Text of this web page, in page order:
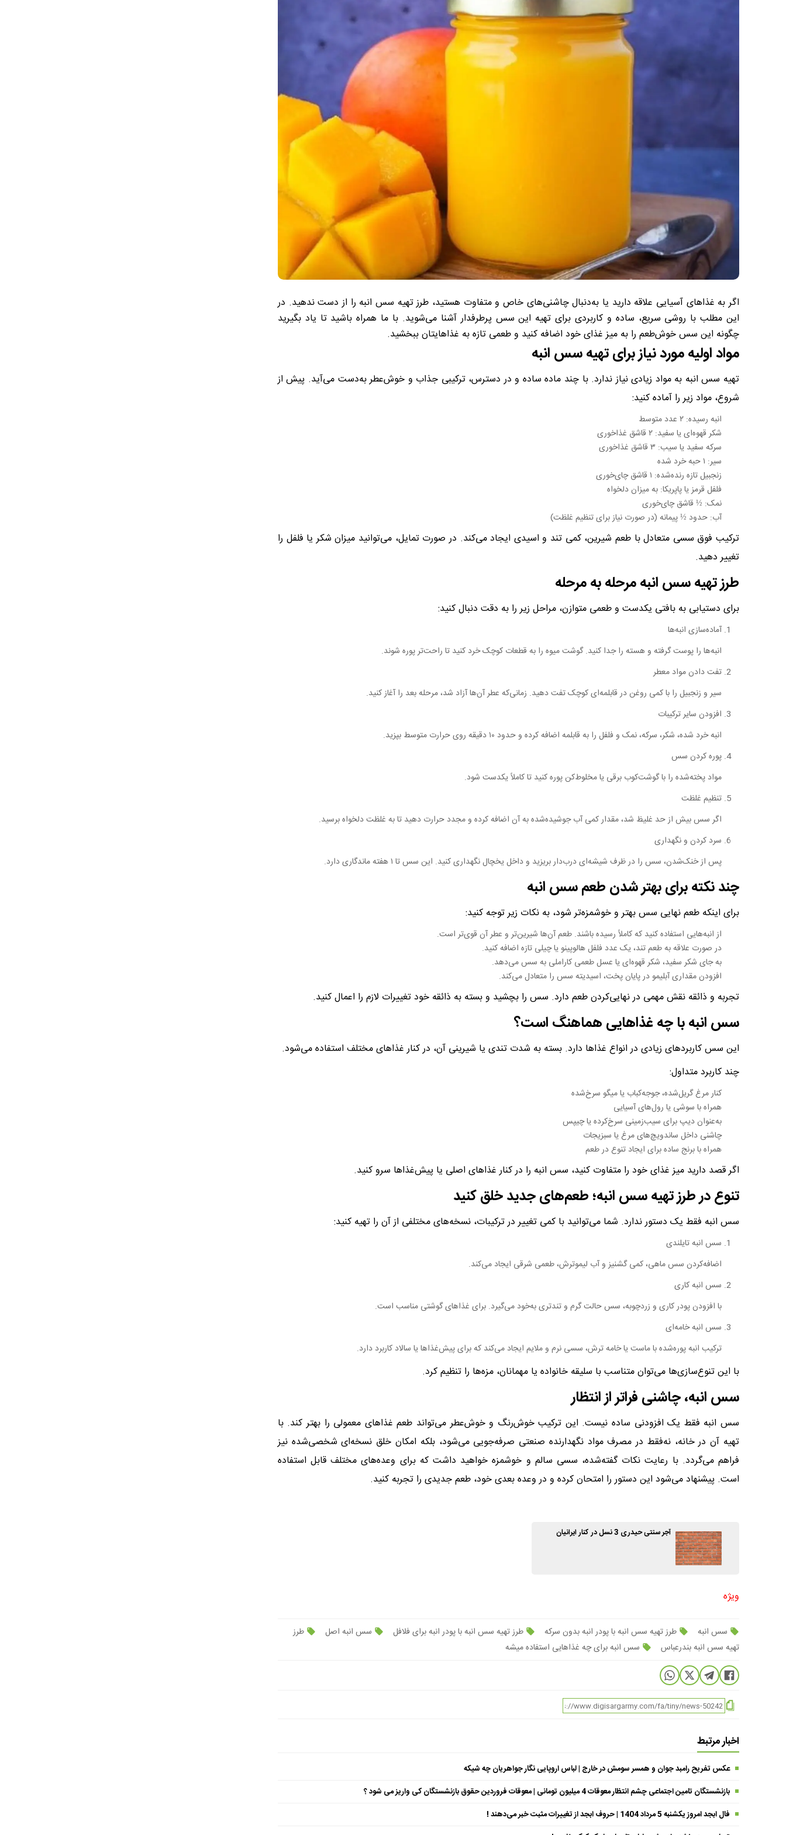
اگر به غذاهای آسیایی علاقه دارید یا به‌دنبال چاشنی‌های خاص و متفاوت هستید، طرز تهیه سس انبه را از دست ندهید. در
این مطلب با روشی سریع، ساده و کاربردی برای تهیه این سس پرطرفدار آشنا می‌شوید. با ما همراه باشید تا یاد بگیرید
چگونه این سس خوش‌طعم را به میز غذای خود اضافه کنید و طعمی تازه به غذاهایتان ببخشید.
مواد اولیه مورد نیاز برای تهیه سس انبه
تهیه سس انبه به مواد زیادی نیاز ندارد. با چند ماده ساده و در دسترس، ترکیبی جذاب و خوش‌عطر به‌دست می‌آید. پیش از
شروع، مواد زیر را آماده کنید:
انبه رسیده: ۲ عدد متوسط
شکر قهوه‌ای یا سفید: ۲ قاشق غذاخوری
سرکه سفید یا سیب: ۳ قاشق غذاخوری
سیر: ۱ حبه خرد شده
زنجبیل تازه رنده‌شده: ۱ قاشق چای‌خوری
فلفل قرمز یا پاپریکا: به میزان دلخواه
نمک: ½ قاشق چای‌خوری
آب: حدود ½ پیمانه (در صورت نیاز برای تنظیم غلظت)
ترکیب فوق سسی متعادل با طعم شیرین، کمی تند و اسیدی ایجاد می‌کند. در صورت تمایل، می‌توانید میزان شکر یا فلفل را
تغییر دهید.
طرز تهیه سس انبه مرحله به مرحله
برای دستیابی به بافتی یکدست و طعمی متوازن، مراحل زیر را به دقت دنبال کنید:
آماده‌سازی انبه‌ها
انبه‌ها را پوست گرفته و هسته را جدا کنید. گوشت میوه را به قطعات کوچک خرد کنید تا راحت‌تر پوره شوند.
تفت دادن مواد معطر
سیر و زنجبیل را با کمی روغن در قابلمه‌ای کوچک تفت دهید. زمانی‌که عطر آن‌ها آزاد شد، مرحله بعد را آغاز کنید.
افزودن سایر ترکیبات
انبه خرد شده، شکر، سرکه، نمک و فلفل را به قابلمه اضافه کرده و حدود ۱۰ دقیقه روی حرارت متوسط بپزید.
پوره کردن سس
مواد پخته‌شده را با گوشت‌کوب برقی یا مخلوط‌کن پوره کنید تا کاملاً یکدست شود.
تنظیم غلظت
اگر سس بیش از حد غلیظ شد، مقدار کمی آب جوشیده‌شده به آن اضافه کرده و مجدد حرارت دهید تا به غلظت دلخواه برسید.
سرد کردن و نگهداری
پس از خنک‌شدن، سس را در ظرف شیشه‌ای درب‌دار بریزید و داخل یخچال نگهداری کنید. این سس تا ۱ هفته ماندگاری دارد.
چند نکته برای بهتر شدن طعم سس انبه
برای اینکه طعم نهایی سس بهتر و خوشمزه‌تر شود، به نکات زیر توجه کنید:
از انبه‌هایی استفاده کنید که کاملاً رسیده باشند. طعم آن‌ها شیرین‌تر و عطر آن قوی‌تر است.
در صورت علاقه به طعم تند، یک عدد فلفل هالوپینو یا چیلی تازه اضافه کنید.
به جای شکر سفید، شکر قهوه‌ای یا عسل طعمی کاراملی به سس می‌دهد.
افزودن مقداری آبلیمو در پایان پخت، اسیدیته سس را متعادل می‌کند.
تجربه و ذائقه نقش مهمی در نهایی‌کردن طعم دارد. سس را بچشید و بسته به ذائقه خود تغییرات لازم را اعمال کنید.
سس انبه با چه غذاهایی هماهنگ است؟
این سس کاربردهای زیادی در انواع غذاها دارد. بسته به شدت تندی یا شیرینی آن، در کنار غذاهای مختلف استفاده می‌شود.
چند کاربرد متداول:
کنار مرغ گریل‌شده، جوجه‌کباب یا میگو سرخ‌شده
همراه با سوشی یا رول‌های آسیایی
به‌عنوان دیپ برای سیب‌زمینی سرخ‌کرده یا چیپس
چاشنی داخل ساندویچ‌های مرغ یا سبزیجات
همراه با برنج ساده برای ایجاد تنوع در طعم
اگر قصد دارید میز غذای خود را متفاوت کنید، سس انبه را در کنار غذاهای اصلی یا پیش‌غذاها سرو کنید.
تنوع در طرز تهیه سس انبه؛ طعم‌های جدید خلق کنید
سس انبه فقط یک دستور ندارد. شما می‌توانید با کمی تغییر در ترکیبات، نسخه‌های مختلفی از آن را تهیه کنید:
سس انبه تایلندی
اضافه‌کردن سس ماهی، کمی گشنیز و آب لیموترش، طعمی شرقی ایجاد می‌کند.
سس انبه کاری
با افزودن پودر کاری و زردچوبه، سس حالت گرم و تندتری به‌خود می‌گیرد. برای غذاهای گوشتی مناسب است.
سس انبه خامه‌ای
ترکیب انبه پوره‌شده با ماست یا خامه ترش، سسی نرم و ملایم ایجاد می‌کند که برای پیش‌غذاها یا سالاد کاربرد دارد.
با این تنوع‌سازی‌ها می‌توان متناسب با سلیقه خانواده یا مهمانان، مزه‌ها را تنظیم کرد.
سس انبه، چاشنی‌ فراتر از انتظار
سس انبه فقط یک افزودنی ساده نیست. این ترکیب خوش‌رنگ و خوش‌عطر می‌تواند طعم غذاهای معمولی را بهتر کند. با
تهیه آن در خانه، نه‌فقط در مصرف مواد نگهدارنده صنعتی صرفه‌جویی می‌شود، بلکه امکان خلق نسخه‌ای شخصی‌شده نیز
فراهم می‌گردد. با رعایت نکات گفته‌شده، سسی سالم و خوشمزه خواهید داشت که برای وعده‌های مختلف قابل استفاده
است. پیشنهاد می‌شود این دستور را امتحان کرده و در وعده بعدی خود، طعم جدیدی را تجربه کنید.
آجر سنتی حیدری 3 نسل در کنار ایرانیان
ویژه
سس انبه طرز تهیه سس انبه با پودر انبه بدون سرکه طرز تهیه سس انبه با پودر انبه برای فلافل سس انبه اصل
طرز
تهیه سس انبه بندرعباس
سس انبه برای چه غذاهایی استفاده میشه
اخبار مرتبط
عکس تفریح رامبد جوان و همسر سومش در خارج | لباس اروپایی نگار جواهریان چه شیکه
بازنشستگان تامین اجتماعی چشم انتظار معوقات 4 میلیون تومانی | معوقات فروردین حقوق بازنشستگان کی واریز می شود ؟
فال ابجد امروز یکشنبه 5 مرداد 1404 | حروف ابجد از تغییرات مثبت خبر می‌دهند !